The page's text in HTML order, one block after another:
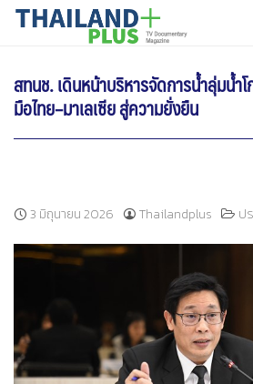
SkipTHAILANDPLUS NEWS
สทนช. เดินหน้าบริหารจัดการน้ำลุ่มน้ำ
มือไทย–มาเลเซีย สู่ความยั่งยืน
3 มิถุนายน 2026 Thailandplus ป